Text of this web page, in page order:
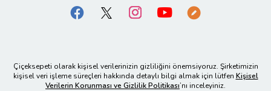
Çiçeksepeti olarak kişisel verilerinizin gizliliğini önemsiyoruz. Şirketimizin
kişisel veri işleme süreçleri hakkında detaylı bilgi almak için lütfen Kişisel
Verilerin Korunması ve Gizlilik Politikası’nı inceleyiniz.